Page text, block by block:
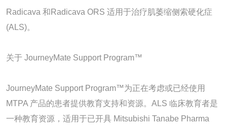
Radicava 和Radicava ORS 适用于治疗肌萎缩侧索硬化症
(ALS)。
关于 JourneyMate Support Program™
JourneyMate Support Program™为正在考虑或已经使用
MTPA 产品的患者提供教育支持和资源。ALS 临床教育者是
一种教育资源，适用于已开具 Mitsubishi Tanabe Pharma